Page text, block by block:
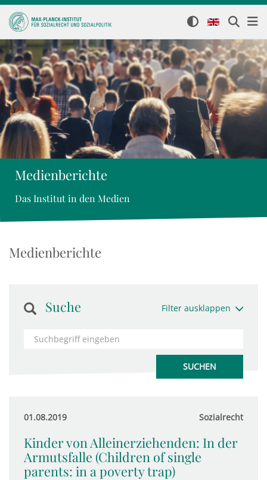
Medienberichte
Das Institut in den Medien
Medienberichte
Suche Filter ausklappen
01.08.2019 Sozialrecht
Kinder von Alleinerziehenden: In der
Armutsfalle (Children of single
parents: in a poverty trap)